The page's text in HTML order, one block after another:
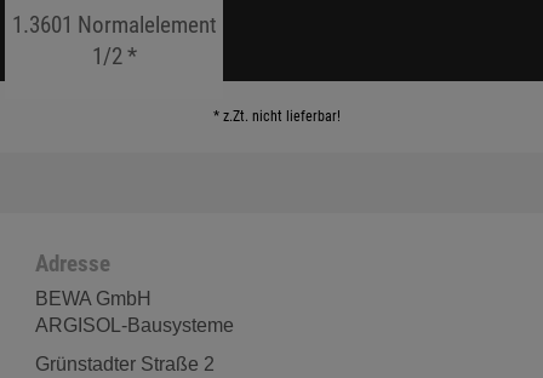
1.3601 Normalelement
1/2 *
* z.Zt. nicht lieferbar!
Adresse
BEWA GmbH
ARGISOL-Bausysteme
Grünstadter Straße 2